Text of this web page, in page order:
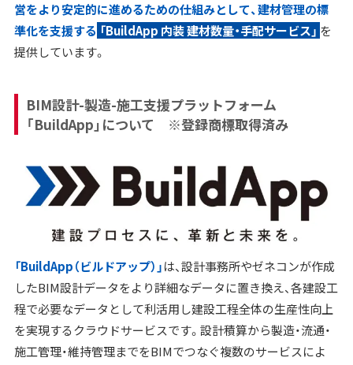
営をより安定的に進めるための仕組みとして、建材管理の標
準化を支援する 「BuildApp 内装 建材数量・手配サービス」 を
提供しています。
BIM設計-製造-施工支援プラットフォーム
「BuildApp」について ※登録商標取得済み
「BuildApp（ビルドアップ）」は、設計事務所やゼネコンが作成
したBIM設計データをより詳細なデータに置き換え、各建設工
程で必要なデータとして利活用し建設工程全体の生産性向上
を実現するクラウドサービスです。設計積算から製造・流通・
施工管理・維持管理までをBIMでつなぐ複数のサービスによ